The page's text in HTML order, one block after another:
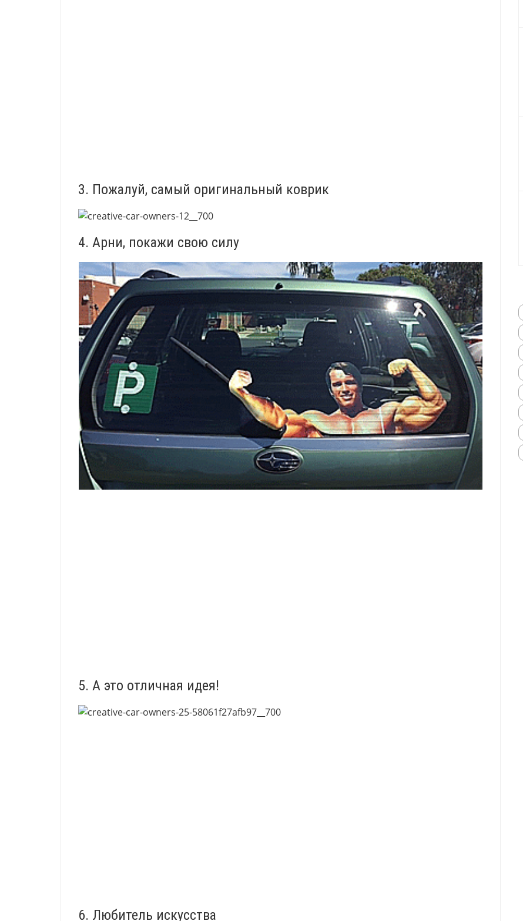
3. Пожалуй, самый оригинальный коврик
4. Арни, покажи свою силу
5. А это отличная идея!
6. Любитель искусства